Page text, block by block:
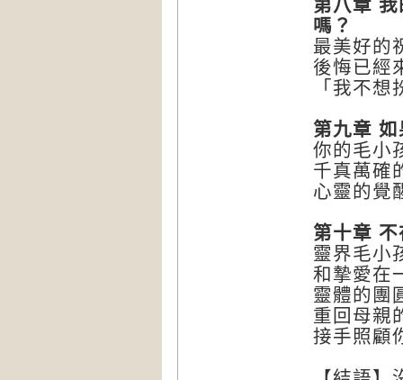
第八章
嗎？
最美好的
後悔已經
「我不
第九章
你的毛小
千真萬確
心靈的覺
第十章
靈界毛小
和摯愛在
靈體的團
重回母親
接手照顧